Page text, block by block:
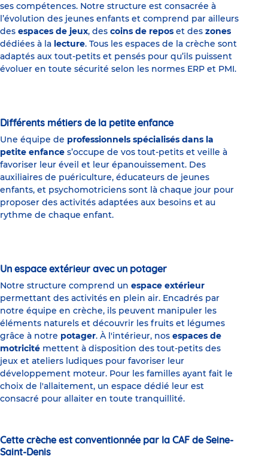
ses compétences. Notre structure est consacrée à
l’évolution des jeunes enfants et comprend par ailleurs
des espaces de jeux, des coins de repos et des zones
dédiées à la lecture. Tous les espaces de la crèche sont
adaptés aux tout-petits et pensés pour qu’ils puissent
évoluer en toute sécurité selon les normes ERP et PMI.
Différents métiers de la petite enfance
Une équipe de professionnels spécialisés dans la
petite enfance s’occupe de vos tout-petits et veille à
favoriser leur éveil et leur épanouissement. Des
auxiliaires de puériculture, éducateurs de jeunes
enfants, et psychomotriciens sont là chaque jour pour
proposer des activités adaptées aux besoins et au
rythme de chaque enfant.
Un espace extérieur avec un potager
Notre structure comprend un espace extérieur
permettant des activités en plein air. Encadrés par
notre équipe en crèche, ils peuvent manipuler les
éléments naturels et découvrir les fruits et légumes
grâce à notre potager. À l'intérieur, nos espaces de
motricité mettent à disposition des tout-petits des
jeux et ateliers ludiques pour favoriser leur
développement moteur. Pour les familles ayant fait le
choix de l'allaitement, un espace dédié leur est
consacré pour allaiter en toute tranquillité.
Cette crèche est conventionnée par la CAF de Seine-
Saint-Denis